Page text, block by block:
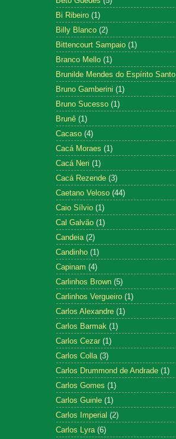
Bi Ribeiro (1)
Billy Blanco (2)
Bittencourt Sampaio (1)
Branco Mello (1)
Brunilde Mendes do Espírito Santo
Bruno Gamberini (1)
Bruno Sucesso (1)
Brunê (1)
Cacaso (4)
Cacá Moraes (1)
Cacá Neri (1)
Cacá Rezende (3)
Caetano Veloso (44)
Caio Sílvio (1)
Cal Galvão (1)
Candeia (2)
Candinho (1)
Capinam (4)
Carlinhos Brown (5)
Carlinhos Vergueiro (1)
Carlos Alexandre (1)
Carlos Barmak (1)
Carlos Cezar (1)
Carlos Colla (3)
Carlos Drummond de Andrade (1)
Carlos Gomes (1)
Carlos Guinle (1)
Carlos Imperial (2)
Carlos Lyra (6)